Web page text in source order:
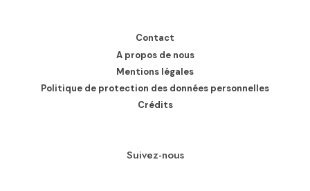
Contact
A propos de nous
Mentions légales
Politique de protection des données personnelles
Crédits
Suivez-nous